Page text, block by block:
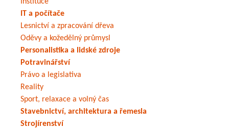
Instituce
IT a počítače
Lesnictví a zpracování dřeva
Oděvy a kožedělný průmysl
Personalistika a lidské zdroje
Potravinářství
Právo a legislativa
Reality
Sport, relaxace a volný čas
Stavebnictví, architektura a řemesla
Strojírenství